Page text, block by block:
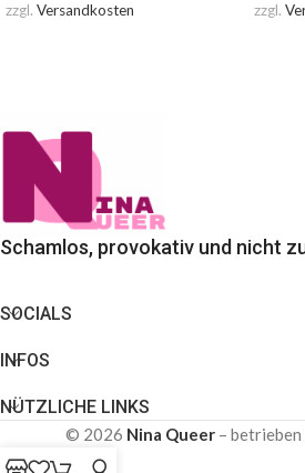
zzgl. Versandkosten
zzgl.
Schamlos, provokativ und nicht
SOCIALS
INFOS
NÜTZLICHE LINKS
© 2026 Nina Queer– betrieben